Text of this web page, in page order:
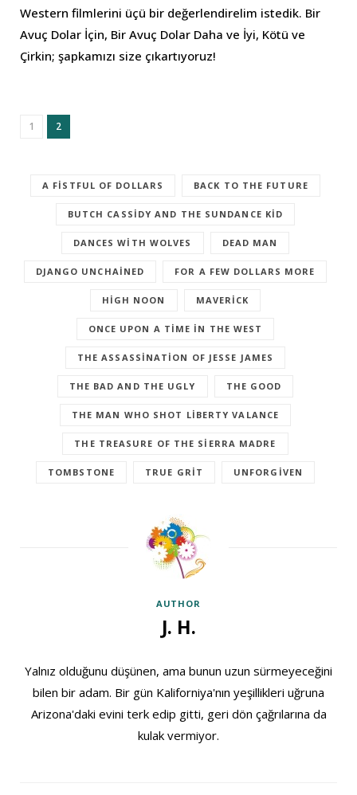
Western filmlerini üçü bir değerlendirelim istedik. Bir
Avuç Dolar İçin, Bir Avuç Dolar Daha ve İyi, Kötü ve
Çirkin; şapkamızı size çıkartıyoruz!
1 2
A FISTFUL OF DOLLARS BACK TO THE FUTURE
BUTCH CASSIDY AND THE SUNDANCE KID
DANCES WITH WOLVES DEAD MAN
DJANGO UNCHAINED FOR A FEW DOLLARS MORE
HIGH NOON MAVERICK
ONCE UPON A TIME IN THE WEST
THE ASSASSINATION OF JESSE JAMES
THE BAD AND THE UGLY THE GOOD
THE MAN WHO SHOT LIBERTY VALANCE
THE TREASURE OF THE SIERRA MADRE
TOMBSTONE TRUE GRIT UNFORGIVEN
AUTHOR
J. H.
Yalnız olduğunu düşünen, ama bunun uzun sürmeyeceğini
bilen bir adam. Bir gün Kaliforniya'nın yeşillikleri uğruna
Arizona'daki evini terk edip gitti, geri dön çağrılarına da
kulak vermiyor.